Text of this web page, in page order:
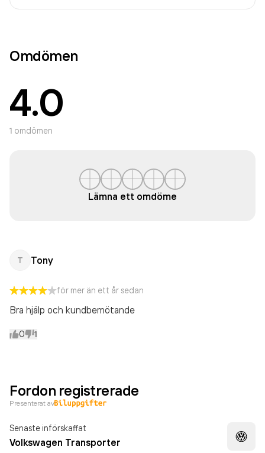
Omdömen
4.0
1 omdömen
Lämna ett omdöme
T Tony
för mer än ett år sedan
Bra hjälp och kundbemötande
0 1
Fordon registrerade
Presenterat av
Senaste införskaffat
Volkswagen Transporter